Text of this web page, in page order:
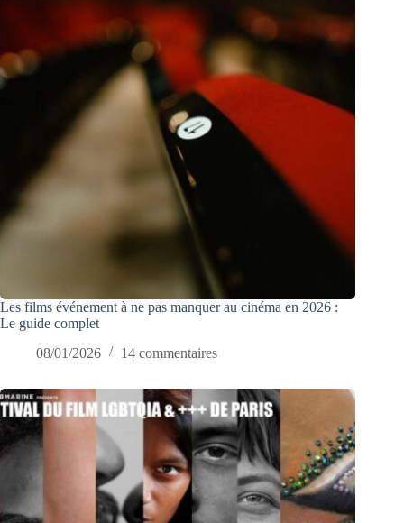
Les films événement à ne pas manquer au cinéma en 2026 :
Le guide complet
08/01/2026
14 commentaires